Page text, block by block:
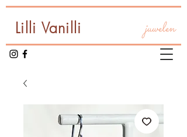
Lilli Vanilli juwelen